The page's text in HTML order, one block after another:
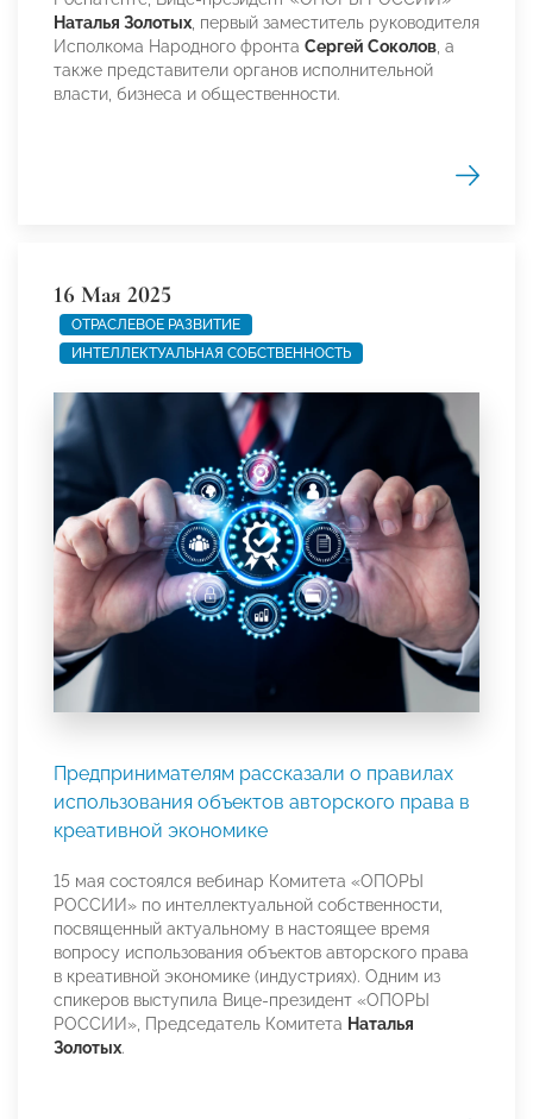
Наталья Золотых , первый заместитель руководителя
Исполкома Народного фронта Сергей Соколов , а
также представители органов исполнительной
власти, бизнеса и общественности.
16 Мая 2025
ОТРАСЛЕВОЕ РАЗВИТИЕ
ИНТЕЛЛЕКТУАЛЬНАЯ СОБСТВЕННОСТЬ
Предпринимателям рассказали о правилах
использования объектов авторского права в
креативной экономике
15 мая состоялся вебинар Комитета «ОПОРЫ
РОССИИ» по интеллектуальной собственности,
посвященный актуальному в настоящее время
вопросу использования объектов авторского права
в креативной экономике (индустриях). Одним из
спикеров выступила Вице-президент «ОПОРЫ
РОССИИ», Председатель Комитета Наталья
Золотых.